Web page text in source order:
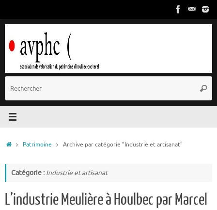
contenu
:
AccueilPatrimoine Archive par catégorie "Industrie et artisanat"
Catégorie : Industrie et artisanat
L’industrie Meulière à Houlbec par Marcel